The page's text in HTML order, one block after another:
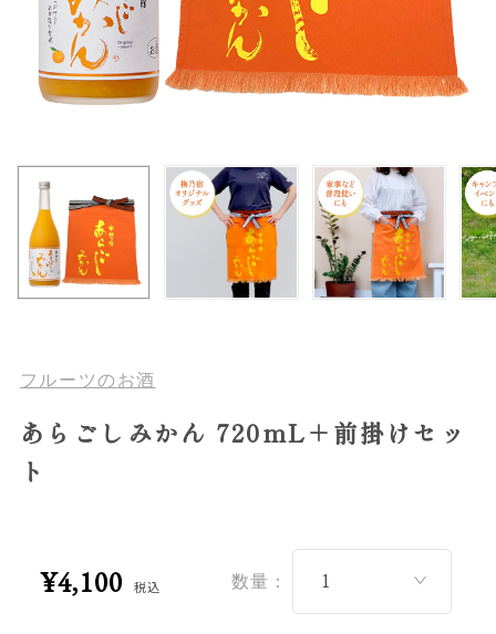
フルーツのお酒
あらごしみかん 720mL＋前掛けセッ
ト
¥4,100 税込 数量：